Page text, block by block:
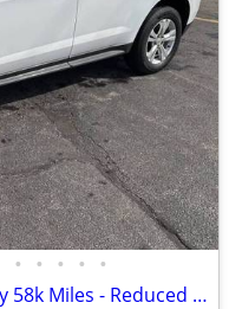
• • • • •
2012 Chevrolet Equinox LS - Only 58k Miles - Reduced Price $9,590!